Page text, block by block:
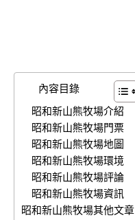
內容目錄
昭和新山熊牧場介紹
昭和新山熊牧場門票
昭和新山熊牧場地圖
昭和新山熊牧場環境
昭和新山熊牧場評論
昭和新山熊牧場資訊
昭和新山熊牧場其他文章